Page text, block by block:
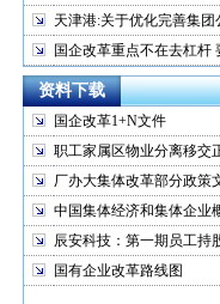
天津港:关于优化完善集团
国企改革重点不在去杠杆
资料下载
国企改革1+N文件
职工家属区物业分离移交
厂办大集体改革部分政策
中国集体经济和集体企业
辰安科技：第一期员工持
国有企业改革路线图